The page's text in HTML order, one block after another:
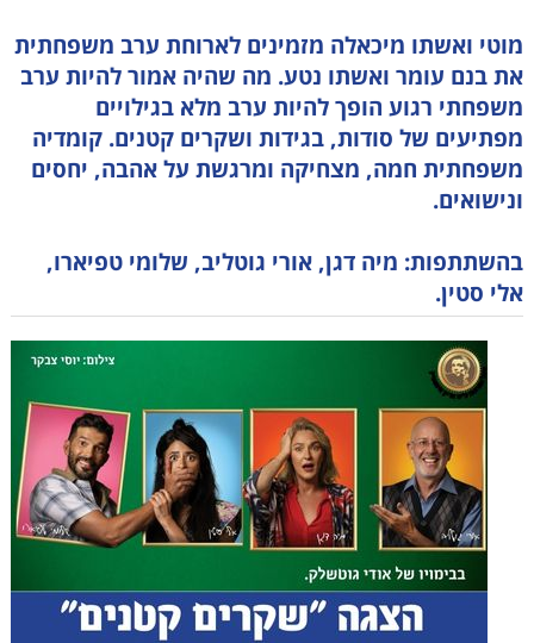
מוטי ואשתו מיכאלה מזמינים לארוחת ערב משפחתית
את בנם עומר ואשתו נטע. מה שהיה אמור להיות ערב
משפחתי רגוע הופך להיות ערב מלא בגילויים
מפתיעים של סודות, בגידות ושקרים קטנים. קומדיה
משפחתית חמה, מצחיקה ומרגשת על אהבה, יחסים
ונישואים.
בהשתתפות: מיה דגן, אורי גוטליב, שלומי טפיארו,
אלי סטין.